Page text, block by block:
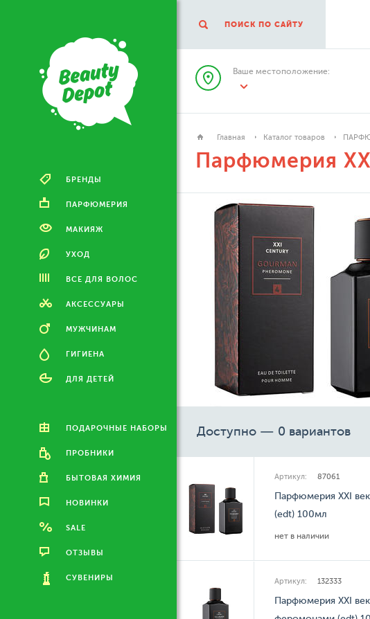
БРЕНДЫ
ПАРФЮМЕРИЯ
МАКИЯЖ
УХОД
ВСЕ ДЛЯ ВОЛОС
АКСЕССУАРЫ
МУЖЧИНАМ
ГИГИЕНА
ДЛЯ ДЕТЕЙ
ПОДАРОЧНЫЕ НАБОРЫ
ПРОБНИКИ
БЫТОВАЯ ХИМИЯ
НОВИНКИ
SALE
ОТЗЫВЫ
СУВЕНИРЫ
ПОИСК ПО САЙТУ
Ваше местоположение:
Главная Каталог товаров
Парфюмерия
Доступно — 0 вариантов
Артикул: 87061
Парфюмерия XXI
(edt) 100мл
нет в наличии
Артикул: 132333
Парфюмерия XXI